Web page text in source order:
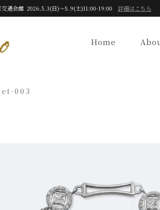
通会館 2026.5.3(日)～5.9(土)11:00-19:00 詳細はこちら
Home
003